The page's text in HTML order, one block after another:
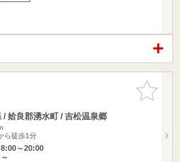
お気に入
りに追加
/ 姶良郡湧水町 / 吉松温泉郷
ら徒歩1分
～20:00